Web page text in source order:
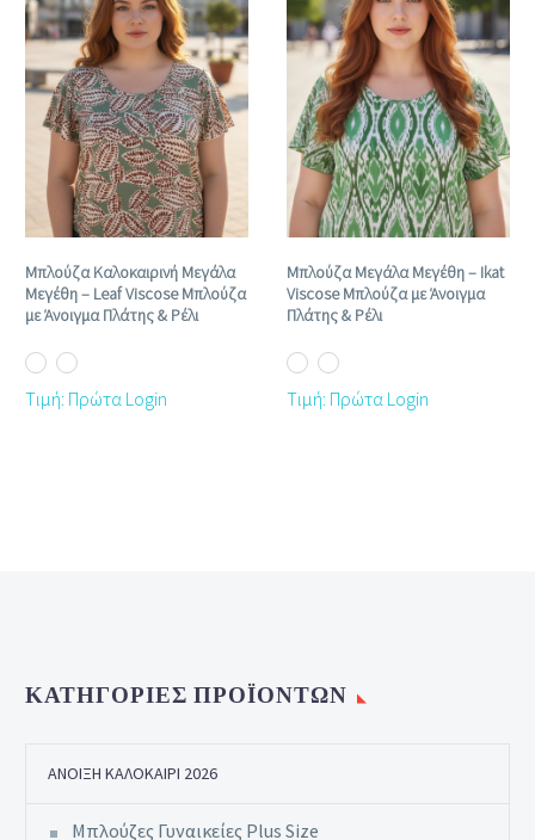
Μπλούζα Καλοκαιρινή Μεγάλα
Μεγέθη – Leaf Viscose Μπλούζα
με Άνοιγμα Πλάτης & Ρέλι
Τιμή: Πρώτα Login
Μπλούζα Μεγάλα Μεγέθη – Ikat
Viscose Μπλούζα με Άνοιγμα
Πλάτης & Ρέλι
Τιμή: Πρώτα Login
ΚΑΤΗΓΟΡΊΕΣ ΠΡΟΪΌΝΤΩΝ
ΆΝΟΙΞΗ ΚΑΛΟΚΑΊΡΙ 2026
Μπλούζες Γυναικείες Plus Size